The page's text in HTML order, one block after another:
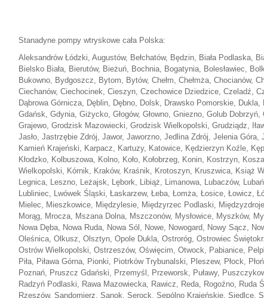
Stanadyne pompy wtryskowe cała Polska:
Aleksandrów Łódzki, Augustów, Bełchatów, Będzin, Biała Podlaska,
Bielsko Biała, Bierutów, Bieżuń, Bochnia, Bogatynia, Bolesławiec,
Bukowno, Bydgoszcz, Bytom, Bytów, Chełm, Chełmża, Chocianów,
Ciechanów, Ciechocinek, Cieszyn, Czechowice Dziedzice, Czeladź,
Dąbrowa Górnicza, Dęblin, Dębno, Dolsk, Drawsko Pomorskie, Dukla,
Gdańsk, Gdynia, Giżycko, Głogów, Głowno, Gniezno, Golub
Grajewo, Grodzisk Mazowiecki, Grodzisk Wielkopolski, Grudziądz,
Jasło, Jastrzębie Zdrój, Jawor, Jaworzno, Jedlina Zdrój, Jelenia
Kamień Krajeński, Karpacz, Kartuzy, Katowice, Kędzierzyn Koźle,
Kłodzko, Kolbuszowa, Kolno, Koło, Kołobrzeg, Konin, Kostrzyn,
Wielkopolski, Kórnik, Kraków, Kraśnik, Krotoszyn, Kruszwica, Książ
Legnica, Leszno, Leżajsk, Lębork, Libiąż, Limanowa, Lubaczów,
Lubliniec, Lwówek Śląski, Łaskarzew, Łeba, Łomża, Łosice, Łowicz,
Mielec, Mieszkowice, Międzylesie, Międzyrzec Podlaski,
Morąg, Mrocza, Mszana Dolna, Mszczonów, Mysłowice, Myszków,
Nowa Dęba, Nowa Ruda, Nowa Sól, Nowe, Nowogard, Nowy Sącz,
Oleśnica, Olkusz, Olsztyn, Opole Dukla, Ostroróg, Ostrowiec
Ostrów Wielkopolski, Ostrzeszów, Oświęcim, Otwock, Pabianice,
Piła, Piława Górna, Pionki, Piotrków Trybunalski, Pleszew, Płock,
Poznań, Pruszcz Gdański, Przemyśl, Przeworsk, Puławy,
Radzyń Podlaski, Rawa Mazowiecka, Rawicz, Reda, Rogoźno, Ruda
Rzeszów, Sandomierz, Sanok, Serock, Sępólno Krajeńskie, Siedlce,